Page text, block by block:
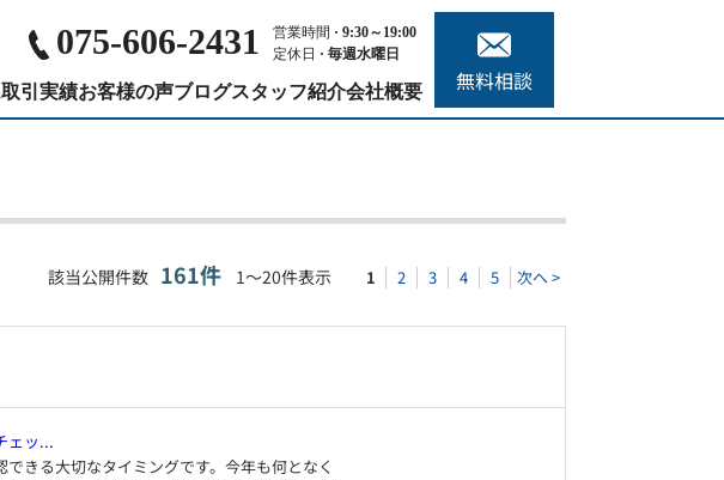
075-606-2431 営業時間
9:30～19:00
定休日
毎週水曜日
取引実績お客様の声ブログスタッフ紹介会社概要 無料相談
該当公開件数 161件 1～20件表示 1 2 3 4 5 次へ >
ェッ...
きる大切なタイミングです。今年も何となく